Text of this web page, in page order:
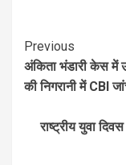
Continue
Reading
Previous
अंकिता भंडारी केस में
की निगरानी में CBI
राष्ट्रीय युवा